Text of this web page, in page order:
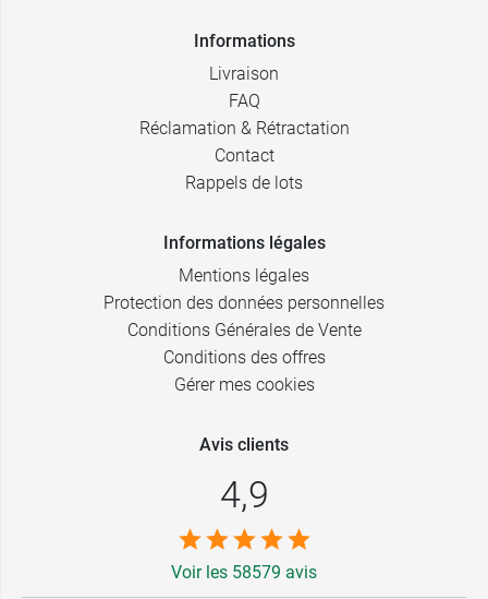
Informations
Livraison
FAQ
Réclamation & Rétractation
Contact
Rappels de lots
Informations légales
Mentions légales
Protection des données personnelles
Conditions Générales de Vente
Conditions des offres
Gérer mes cookies
Avis clients
4,9
Voir les 58579 avis